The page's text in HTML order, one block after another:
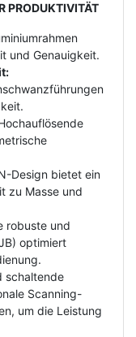
PRODUKTIVITÄT
und Genauigkeit.
Design bietet ein
zu Masse und
robuste und
optimiert
schaltende
Scanning-
um die Leistung